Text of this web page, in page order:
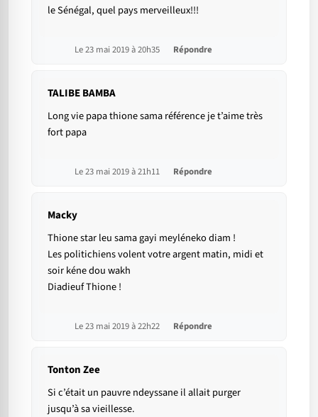
le Sénégal, quel pays merveilleux!!!
Le 23 mai 2019 à 20h35 Répondre
TALIBE BAMBA
Long vie papa thione sama référence je t’aime très
fort papa
Le 23 mai 2019 à 21h11 Répondre
Macky
Thione star leu sama gayi meyléneko diam !
Les politichiens volent votre argent matin, midi et
soir kéne dou wakh
Diadieuf Thione !
Le 23 mai 2019 à 22h22 Répondre
Tonton Zee
Si c’était un pauvre ndeyssane il allait purger
jusqu’à sa vieillesse.